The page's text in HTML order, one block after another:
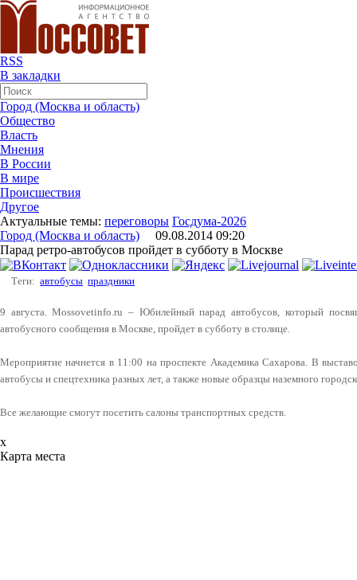
RSS
В закладки
Город (Москва и область)
Общество
Власть
Мнения
В России
В мире
Происшествия
Другое
Актуальные темы: переговоры Госдума-2026
Город (Москва и область) 09.08.2014 09:20
Парад ретро-автобусов пройдет в субботу в Москве
Теги: автобусы праздники
9 августа. Mossovetinfo.ru – Юбилейный парад автобусов, который
автобусного сообщения в Москве, пройдет в субботу в столице.
Мероприятие начнется в 11:00 на проспекте Академика Сахарова. В
автобусы и спецтехника разных лет, а также новые образцы наземного
Все желающие смогут посетить салоны транспортных средств.
x
Карта места